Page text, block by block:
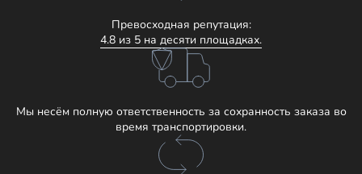
Превосходная репутация:
4.8 из 5 на десяти площадках.
Мы несём полную ответственность за сохранность заказа во
время транспортировки.